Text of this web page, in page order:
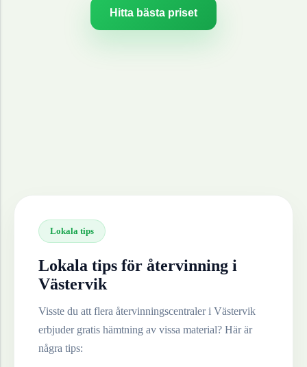
Hitta bästa priset
Lokala tips
Lokala tips för återvinning i
Västervik
Visste du att flera återvinningscentraler i Västervik
erbjuder gratis hämtning av vissa material? Här är
några tips: